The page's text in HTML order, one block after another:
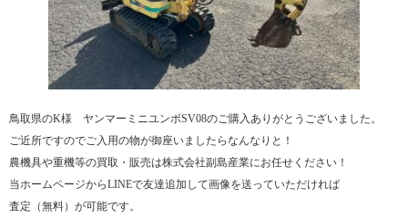
鳥取県のK様 ヤンマーミニユンボSV08のご購入ありがとうございました。
ご近所ですのでご入用の物が御座いましたらなんなりと！
農機具や重機等の買取・販売は株式会社副島産業にお任せください！
当ホームページからLINEで友達追加して画像を送っていただければ
査定（無料）が可能です。